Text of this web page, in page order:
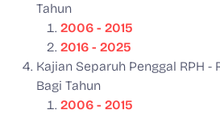
Tahun
2006 - 2015
2016 - 2025
Kajian Separuh Penggal RPH
Bagi Tahun
2006 - 2015